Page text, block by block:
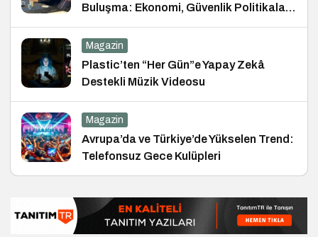
Buluşma: Ekonomi, Güvenlik Politikaları
ve Hukuk Konferansı
Magazin
Plastic’ten “Her Gün”e Yapay Zekâ
Destekli Müzik Videosu
Magazin
Avrupa’da ve Türkiye’de Yükselen Trend:
Telefonsuz Gece Kulüpleri